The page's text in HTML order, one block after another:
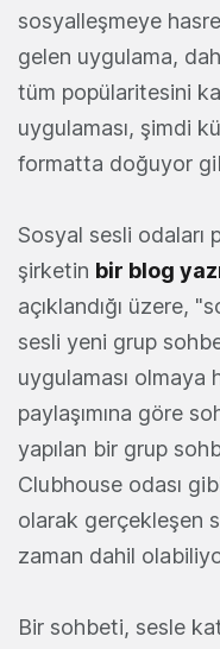
sosyalleşmeye
gelen uygulama,
tüm popülaritesini
uygulaması, şimdi
formatta doğuyor
Sosyal sesli odaları
şirketin bir blog
açıklandığı üzere,
sesli yeni grup
uygulaması olmaya
paylaşımına göre
yapılan bir grup
Clubhouse odası
olarak gerçekleşen
zaman dahil
Bir sohbeti, sesle